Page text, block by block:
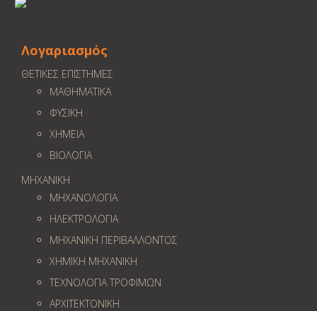
Λογαριασμός
ΘΕΤΙΚΕΣ ΕΠΙΣΤΗΜΕΣ
ΜΑΘΗΜΑΤΙΚΑ
ΦΥΣΙΚΗ
ΧΗΜΕΙΑ
ΒΙΟΛΟΓΙΑ
ΜΗΧΑΝΙΚΗ
ΜΗΧΑΝΟΛΟΓΙΑ
ΗΛΕΚΤΡΟΛΟΓΙΑ
ΜΗΧΑΝΙΚΗ ΠΕΡΙΒΑΛΛΟΝΤΟΣ
ΧΗΜΙΚΗ ΜΗΧΑΝΙΚΗ
ΤΕΧΝΟΛΟΓΙΑ ΤΡΟΦΙΜΩΝ
ΑΡΧΙΤΕΚΤΟΝΙΚΗ